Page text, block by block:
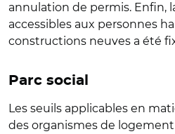
annulation de permis. Enfin,
accessibles aux personnes
constructions neuves a été
Parc social
Les seuils applicables en
des organismes de logement